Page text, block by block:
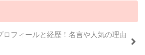
ロフィールと経歴！名言や人気の理由